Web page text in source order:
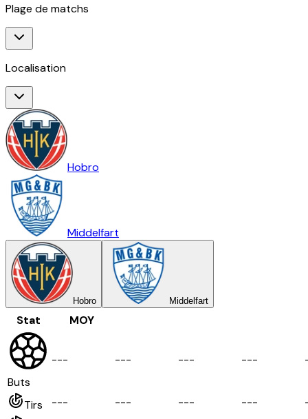
Plage de matchs
Localisation
Hobro
Middelfart
Hobro Middelfart
Stat MOY
Buts
--- --- --- ---
Tirs --- --- --- ---